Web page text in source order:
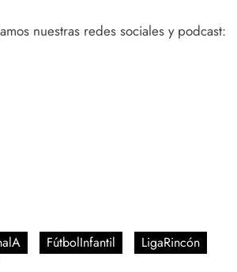
nuestras redes sociales y podcast:
FútbolInfantil
LigaRincón